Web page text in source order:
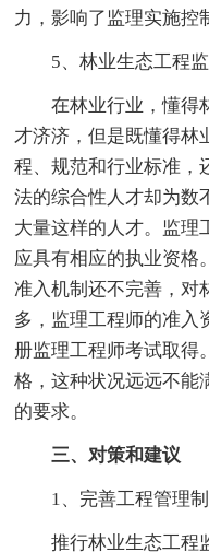
力，影响了监理实施控
5、林业生态工程监
在林业行业，懂得林
才济济，但是既懂得林
程、规范和行业标准，
法的综合性人才却为数
大量这样的人才。监理
应具有相应的执业资格
准入机制还不完善，对
多，监理工程师的准入
册监理工程师考试取得
格，这种状况远远不能
的要求。
三、对策和建议
1、完善工程管理制
推行林业生态工程监